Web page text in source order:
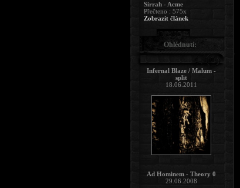
Sirrah - Acme
Přečteno : 575x
Zobrazit článek
Ohlédnutí:
Infernal Blaze / Malum -
split
18.06.2011
Ad Hominem - Theory 0
29.06.2008